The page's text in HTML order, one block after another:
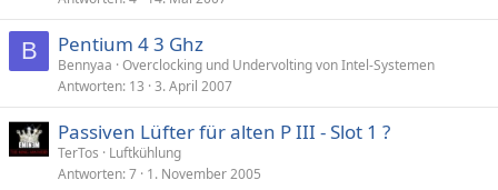
B Pentium 4 3 Ghz
Bennyaa Overclocking und Undervolting von Intel-Systemen
Antworten 13 3. April 2007
Passiven Lüfter für alten P III - Slot 1 ?
TerTos
Luftkühlung
Antworten 7 1. November 2005